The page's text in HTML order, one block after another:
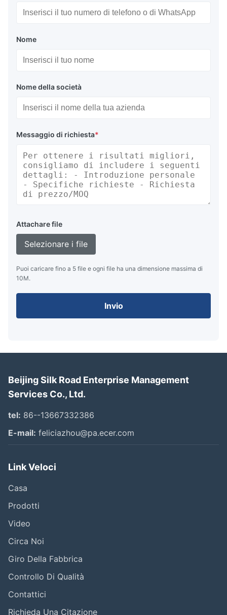
Nome
Nome della società
Messaggio di richiesta*
Attachare file
Selezionare i file
Puoi caricare fino a 5 file e ogni file ha una dimensione massima di
10M.
Invio
Beijing Silk Road Enterprise Management
Services Co., Ltd.
tel: 86--13667332386
E-mail: feliciazhou@pa.ecer.com
Link Veloci
Casa
Prodotti
Video
Circa Noi
Giro Della Fabbrica
Controllo Di Qualità
Contattici
Richieda Una Citazione